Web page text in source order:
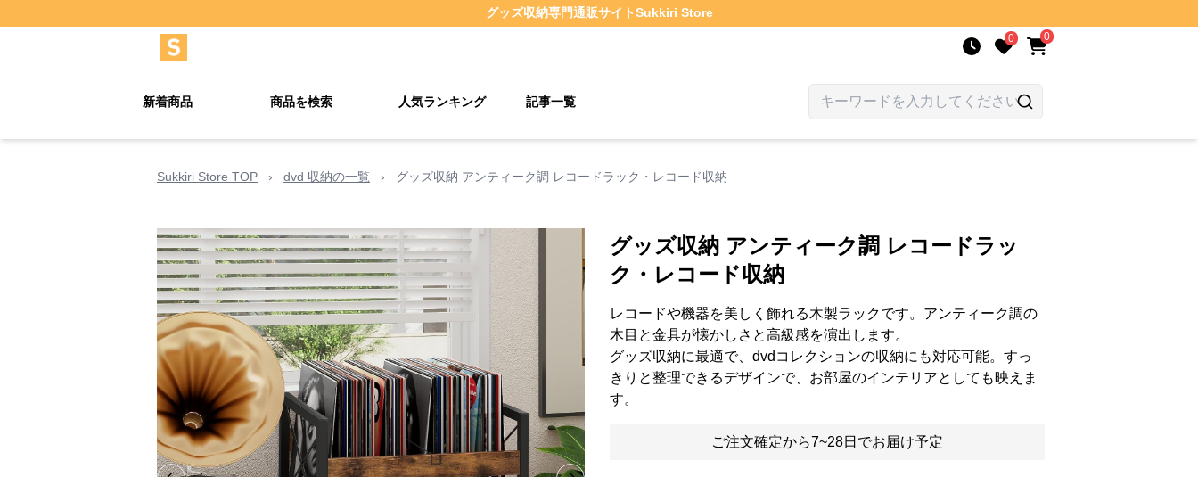
グッズ収納専門通販サイトSukkiri Store
0 0
新着商品 商品を検索 人気ランキング 記事一覧
Sukkiri Store TOP › dvd 収納の一覧 › グッズ収納 アンティーク調 レコードラック・レコード収納
グッズ収納 アンティーク調 レコードラッ
ク・レコード収納
レコードや機器を美しく飾れる木製ラックです。アンティーク調の
木目と金具が懐かしさと高級感を演出します。
グッズ収納に最適で、dvdコレクションの収納にも対応可能。すっ
きりと整理できるデザインで、お部屋のインテリアとしても映えま
す。
ご注文確定から7~28日でお届け予定